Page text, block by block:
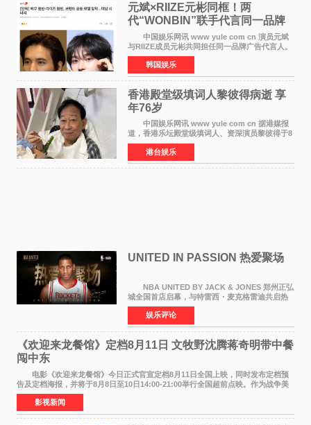
元斌×RIIZE元彬同框！两
代“WONBIN”联手代言同一品牌
颜值天花板合体
中国娱乐网讯 www yule com cn 演员元斌
与RIIZE成员元彬共同担任同一品牌广告代言人。
6日据独家报道，继演员元斌之后，RIIZE元彬最
近也被选为某在线中介平台A公司的共同广告代言
人，两人将作
韩国娱乐
香港殿堂级填词人黎彼得病逝 享
年76岁​
中国娱乐网讯 www yule com cn 据港媒报
道，香港乐坛殿堂级填词人、资深演员黎彼得于8
月5日上午因病离世，终年76岁。好友钟志光透
露，黎彼得今年3月中风后便卧床休养，身体机能
持续衰退，最
港台娱乐
UNITED IN PASSION 热爱聚场
NBA UNITED BY JACK & JONES 郑州正弘
城全国首店启幕，与特雷西・麦克格雷迪共启热
爱 2026 年7 月21 日，
NBAUNITEDBYJACK&JONES 全国首店，于郑
州正弘城正式启幕。NBA 传奇球星
娱乐评论
《欢迎来龙餐馆》定档8月11日 文牧野沈腾蒋奇明带中餐
闯中东
电影《欢迎来龙餐馆》今日正式官宣定档8月11日全国上映，同时发布定档预
告及定档海报，并将于8月8日至10日14:00-21:00举行全国超前点映。作为战争美
食大片，影片讲述的是中国厨师徐福（沈腾
影视新闻